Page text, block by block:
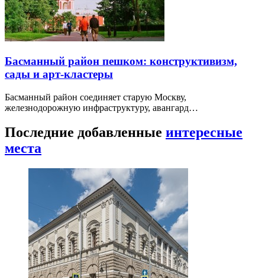
Басманный район пешком: конструктивизм,
сады и арт-кластеры
Басманный район соединяет старую Москву,
железнодорожную инфраструктуру, авангард…
Последние добавленные интересные
места